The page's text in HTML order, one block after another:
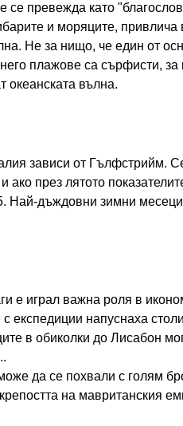
превежда като
и моряците, привлича
Не за нищо, че един от
плажове са сърфисти, за
океанската вълна.
зависи от Гълфстрийм.
през лятото
Най-дъждовни зимни
е играл важна роля в
експедиции напуснаха
в обиколки до Лисабон
да се похвали с голям
на мавританския